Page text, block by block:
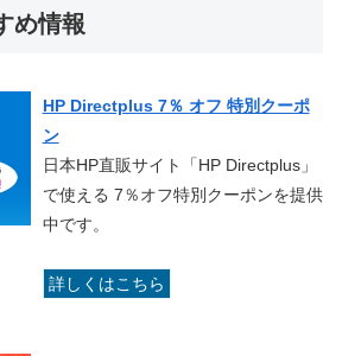
め情報
HP Directplus 7％ オフ 特別クーポ
ン
日本HP直販サイト「HP Directplus」
で使える 7％オフ特別クーポンを提供
中です。
詳しくはこちら